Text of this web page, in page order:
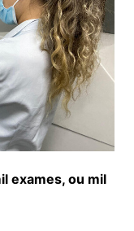
exames, ou mil